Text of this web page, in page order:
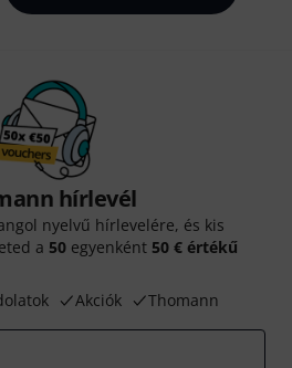
hírlevél
nyelvű hírlevelére, és kis
a 50 egyenként 50 € értékű
Akciók Thomann